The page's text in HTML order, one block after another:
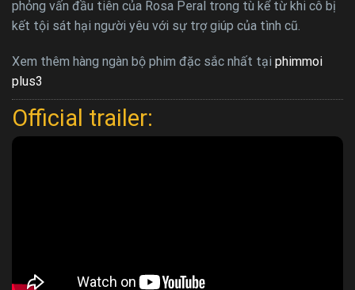
phỏng vấn đầu tiên của Rosa Peral trong tù kể từ khi cô bị
kết tội sát hại người yêu với sự trợ giúp của tình cũ.
Xem thêm hàng ngàn bộ phim đặc sắc nhất tại phimmoi
plus3
Official trailer: